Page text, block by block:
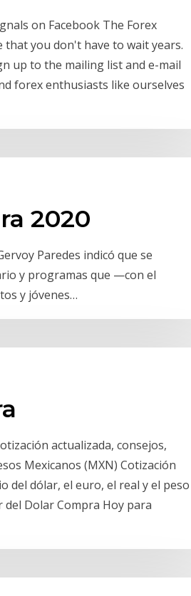
on Facebook The Forex
you don't have to wait years.
up to the mailing list and e-mail
forex enthusiasts like ourselves
2020
Paredes indicó que se
y programas que —con el
y jóvenes…
actualizada, consejos,
Mexicanos (MXN) Cotización
del dólar, el euro, el real y el peso
del Dolar Compra Hoy para